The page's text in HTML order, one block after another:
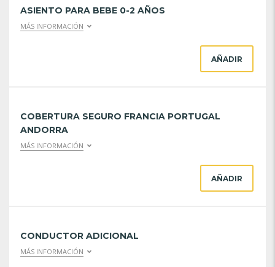
ASIENTO PARA BEBE 0-2 AÑOS
MÁS INFORMACIÓN
AÑADIR
COBERTURA SEGURO FRANCIA PORTUGAL
ANDORRA
MÁS INFORMACIÓN
AÑADIR
CONDUCTOR ADICIONAL
MÁS INFORMACIÓN